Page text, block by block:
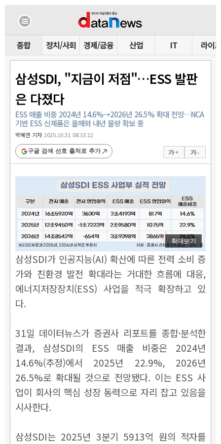
종합 정치/사회 경제/금융 산업 IT 라이프
삼성SDI, "지금이 저점"…ESS 발판
은 다졌다
ESS 매출 비중 2024년 14.6%→2026년 26.5% 확대 전망…NCA
기반 ESS 신제품은 올해와 내년 물량 확보 중
박혜연 기자2025.10.31 08:33:12
가 + 가 -
구글 검색 선호 출처로 추가
확대보기
삼성SDI가 인공지능(AI) 확산에 따른 전력 소비 증
가와 친환경 발전 확대라는 거대한 흐름에 대응,
에너지저장장치(ESS) 사업을 적극 확장하고 있
다.
31일 데이터뉴스가 증권사 리포트를 종합·분석한
결과, 삼성SDI의 ESS 매출 비중은 2024년
14.6%(추정)에서 2025년 22.9%, 2026년
26.5%로 확대될 것으로 전망됐다. 이는 ESS 사
업이 회사의 핵심 성장 동력으로 자리 잡고 있음을
시사한다.
삼성SDI는 2025년 3분기 5913억 원의 적자를